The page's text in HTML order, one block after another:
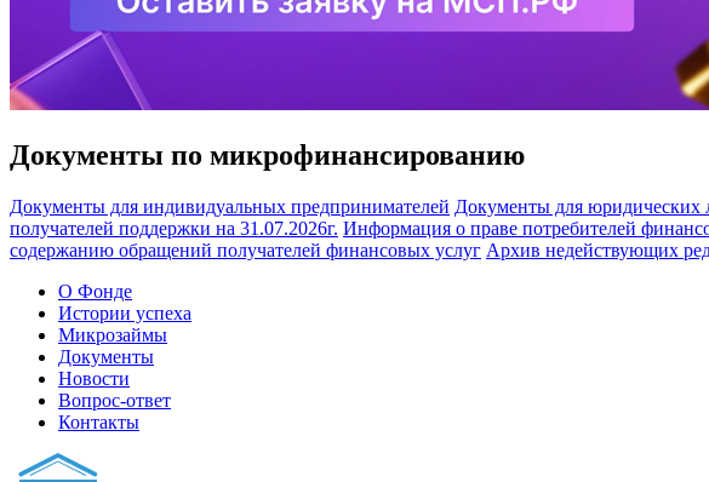
Документы по микрофинансированию
Документы для индивидуальных предпринимателей Документы для юридических
получателей поддержки на 31.07.2026г. Информация о праве потребителей
содержанию обращений получателей финансовых услуг Архив недействующих
О Фонде
Истории успеха
Микрозаймы
Документы
Новости
Вопрос-ответ
Контакты